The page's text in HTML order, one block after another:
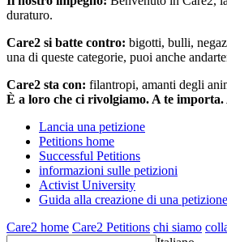
duraturo.
Care2 si batte contro: bigotti, bulli,
una di queste categorie, puoi anche
Care2 sta con: filantropi, amanti degli
È a loro che ci rivolgiamo. A te
Lancia una petizione
Petitions home
Successful Petitions
informazioni sulle petizioni
Activist University
Guida alla creazione di una petizione
Care2 home Care2 Petitions chi siamo